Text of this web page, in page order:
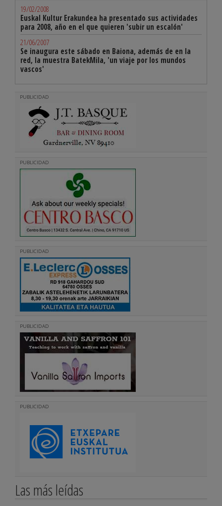
19/02/2008
Euskal Kultur Erakundea ha presentado sus actividades
para 2008, año en el que quieren 'subir un escalón'
21/06/2007
Se inaugura este sábado en Baiona, además de en la
red, la muestra BatekMila, 'un viaje por los mundos
vascos'
PUBLICIDAD
PUBLICIDAD
PUBLICIDAD
PUBLICIDAD
PUBLICIDAD
Las más leídas